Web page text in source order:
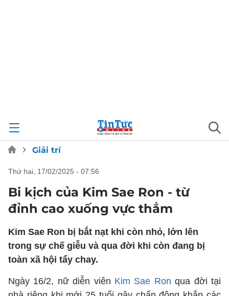
Giải trí
thứ hai, 17/02/2025 - 07:56
Bi kịch của Kim Sae Ron - từ
đỉnh cao xuống vực thẳm
Kim Sae Ron bị bắt nạt khi còn nhỏ, lớn lên
trong sự chế giễu và qua đời khi còn đang bị
toàn xã hội tẩy chay.
Ngày 16/2, nữ diễn viên Kim Sae Ron qua đời tại